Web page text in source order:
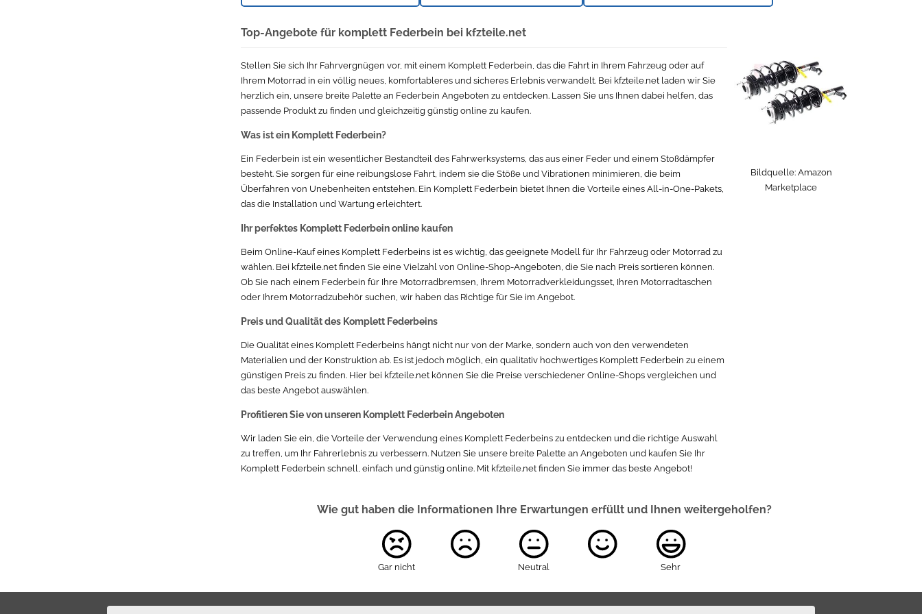
Skoda Skoda Fabia
Bildquelle: Amazon
Marketplace
Top-Angebote für komplett Federbein bei kfzteile.net
Stellen Sie sich Ihr Fahrvergnügen vor, mit einem Komplett Federbein, das die Fahrt in Ihrem Fahrzeug oder auf
Ihrem Motorrad in ein völlig neues, komfortableres und sicheres Erlebnis verwandelt. Bei kfzteile.net laden wir Sie
herzlich ein, unsere breite Palette an Federbein Angeboten zu entdecken. Lassen Sie uns Ihnen dabei helfen, das
passende Produkt zu finden und gleichzeitig günstig online zu kaufen.
Was ist ein Komplett Federbein?
Ein Federbein ist ein wesentlicher Bestandteil des Fahrwerksystems, das aus einer Feder und einem Stoßdämpfer
besteht. Sie sorgen für eine reibungslose Fahrt, indem sie die Stöße und Vibrationen minimieren, die beim
Überfahren von Unebenheiten entstehen. Ein Komplett Federbein bietet Ihnen die Vorteile eines All-in-One-Pakets,
das die Installation und Wartung erleichtert.
Ihr perfektes Komplett Federbein online kaufen
Beim Online-Kauf eines Komplett Federbeins ist es wichtig, das geeignete Modell für Ihr Fahrzeug oder Motorrad zu
wählen. Bei kfzteile.net finden Sie eine Vielzahl von Online-Shop-Angeboten, die Sie nach Preis sortieren können.
Ob Sie nach einem Federbein für Ihre Motorradbremsen, Ihrem Motorradverkleidungsset, Ihren Motorradtaschen
oder Ihrem Motorradzubehör suchen, wir haben das Richtige für Sie im Angebot.
Preis und Qualität des Komplett Federbeins
Die Qualität eines Komplett Federbeins hängt nicht nur von der Marke, sondern auch von den verwendeten
Materialien und der Konstruktion ab. Es ist jedoch möglich, ein qualitativ hochwertiges Komplett Federbein zu einem
günstigen Preis zu finden. Hier bei kfzteile.net können Sie die Preise verschiedener Online-Shops vergleichen und
das beste Angebot auswählen.
Profitieren Sie von unseren Komplett Federbein Angeboten
Wir laden Sie ein, die Vorteile der Verwendung eines Komplett Federbeins zu entdecken und die richtige Auswahl
zu treffen, um Ihr Fahrerlebnis zu verbessern. Nutzen Sie unsere breite Palette an Angeboten und kaufen Sie Ihr
Komplett Federbein schnell, einfach und günstig online. Mit kfzteile.net finden Sie immer das beste Angebot!
Wie gut haben die Informationen Ihre Erwartungen erfüllt und Ihnen weitergeholfen?
Gar nicht Neutral Sehr